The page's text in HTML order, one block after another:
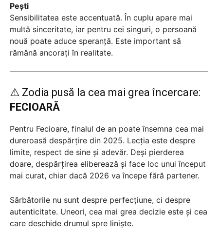
Pești
Sensibilitatea este accentuată. În cuplu apare mai
multă sinceritate, iar pentru cei singuri, o persoană
nouă poate aduce speranță. Este important să
rămână ancorați în realitate.
⚠️ Zodia pusă la cea mai grea încercare:
FECIOARĂ
Pentru Fecioare, finalul de an poate însemna cea mai
dureroasă despărțire din 2025. Lecția este despre
limite, respect de sine și adevăr. Deși pierderea
doare, despărțirea eliberează și face loc unui început
mai curat, chiar dacă 2026 va începe fără partener.
Sărbătorile nu sunt despre perfecțiune, ci despre
autenticitate. Uneori, cea mai grea decizie este și cea
care deschide drumul spre liniște.